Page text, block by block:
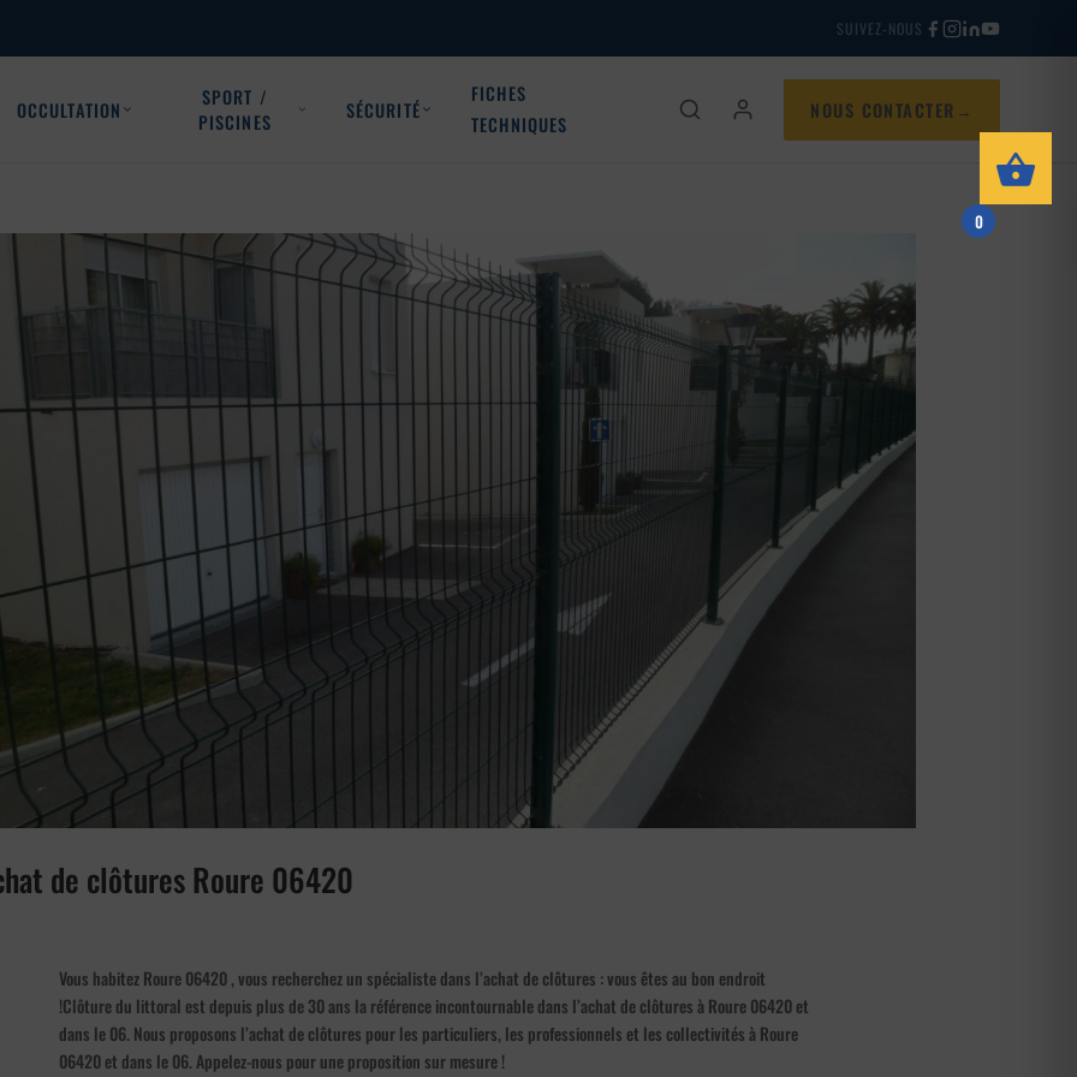
SUIVEZ-NOUS
OCCULTATION
SPORT /
PISCINES
SÉCURITÉ
FICHES
TECHNIQUES
NOUS CONTACTER
de clôtures Roure 06420
Vous habitez Roure 06420 , vous recherchez un spécialiste dans l’achat de clôtures : vous êtes au bon endroit
!Clôture du littoral est depuis plus de 30 ans la référence incontournable dans l’achat de clôtures à Roure 06420 et
dans le 06. Nous proposons l’achat de clôtures pour les particuliers, les professionnels et les collectivités à Roure
06420 et dans le 06. Appelez-nous pour une proposition sur mesure !
0